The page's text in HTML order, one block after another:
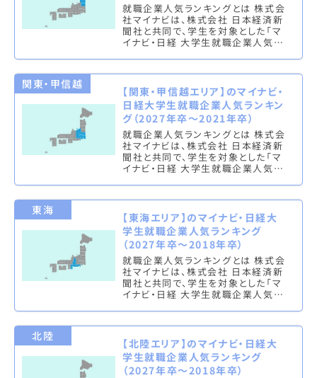
就職企業人気ランキングとは 株式会
社マイナビは、株式会社 日本経済新
聞社と共同で、学生を対象とした「マ
イナビ・日経 大学生就職企業人気ラ
関東・甲信越
【関東・甲信越エリア】のマイナビ・
日経大学生就職企業人気ランキン
グ（2027年卒～2021年卒）
就職企業人気ランキングとは 株式会
社マイナビは、株式会社 日本経済新
聞社と共同で、学生を対象とした「マ
イナビ・日経 大学生就職企業人気ラ
東海
【東海エリア】のマイナビ・日経大
学生就職企業人気ランキング
（2027年卒～2018年卒）
就職企業人気ランキングとは 株式会
社マイナビは、株式会社 日本経済新
聞社と共同で、学生を対象とした「マ
イナビ・日経 大学生就職企業人気ラ
北陸
【北陸エリア】のマイナビ・日経大
学生就職企業人気ランキング
（2027年卒～2018年卒）